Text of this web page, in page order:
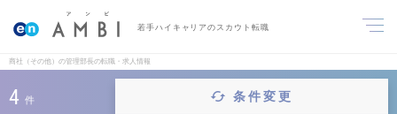
若手ハイキャリアのスカウト転職
商社（その他）の管理部長の転職・求人情報
4 件 条件変更